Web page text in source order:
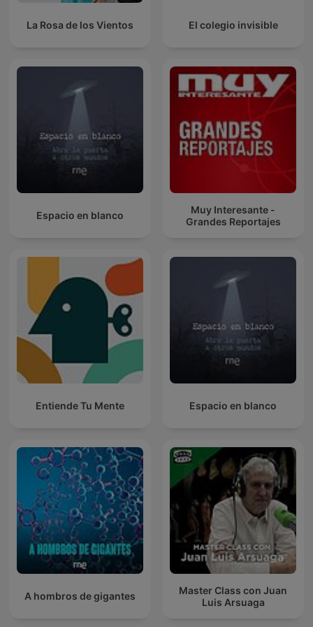
La Rosa de los Vientos El colegio invisible
Espacio en blanco
Muy Interesante -
Grandes Reportajes
Entiende Tu Mente Espacio en blanco
A hombros de gigantes
Master Class con Juan
Luis Arsuaga